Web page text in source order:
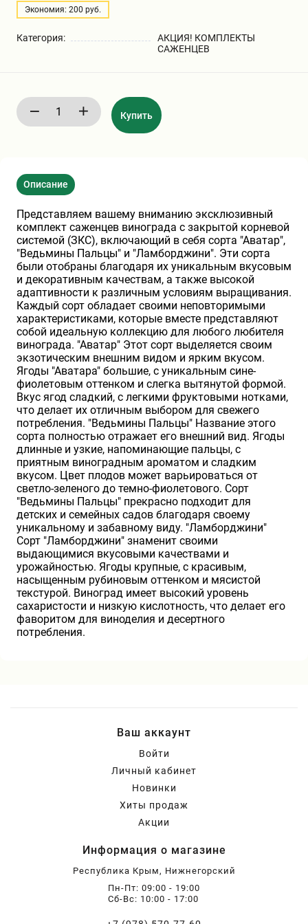
Шарафуга
Бирючина
Овсяница
ПАМПАСНАЯ ТРАВА
(КОРТАДЕРИЯ)
Кизильник саженец
Олеандр саженцы
Экзотические растения
Декоративные саженцы
Комнатные растения
Клематис
Глициния
Гвоздика саженцы
Хризантемы саженцы
Зелень и пряные травы
Экономия: 200 руб.
Категория:
АКЦИЯ! КОМПЛЕКТЫ
САЖЕНЦЕВ
Купить
Описание
Представляем вашему вниманию эксклюзивный
комплект саженцев винограда с закрытой корневой
системой (ЗКС), включающий в себя сорта "Аватар",
"Ведьмины Пальцы" и "Ламборджини". Эти сорта
были отобраны благодаря их уникальным вкусовым
и декоративным качествам, а также высокой
адаптивности к различным условиям выращивания.
Каждый сорт обладает своими неповторимыми
характеристиками, которые вместе представляют
собой идеальную коллекцию для любого любителя
винограда. "Аватар" Этот сорт выделяется своим
экзотическим внешним видом и ярким вкусом.
Ягоды "Аватара" большие, с уникальным сине-
фиолетовым оттенком и слегка вытянутой формой.
Вкус ягод сладкий, с легкими фруктовыми нотками,
что делает их отличным выбором для свежего
потребления. "Ведьмины Пальцы" Название этого
сорта полностью отражает его внешний вид. Ягоды
длинные и узкие, напоминающие пальцы, с
приятным виноградным ароматом и сладким
вкусом. Цвет плодов может варьироваться от
светло-зеленого до темно-фиолетового. Сорт
"Ведьмины Пальцы" прекрасно подходит для
детских и семейных садов благодаря своему
уникальному и забавному виду. "Ламборджини"
Сорт "Ламборджини" знаменит своими
выдающимися вкусовыми качествами и
урожайностью. Ягоды крупные, с красивым,
насыщенным рубиновым оттенком и мясистой
текстурой. Виноград имеет высокий уровень
сахаристости и низкую кислотность, что делает его
фаворитом для виноделия и десертного
потребления.
Ваш аккаунт
Войти
Личный кабинет
Новинки
Хиты продаж
Акции
Информация о магазине
Республика Крым, Нижнегорский
Пн-Пт: 09:00 - 19:00
Сб-Вс: 10:00 - 17:00